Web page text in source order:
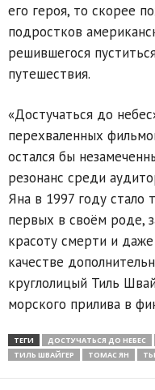
его героя, то скорее
подростков
решившегося
путешествия.
«Достучаться до
перехваленных
остался бы
резонанс среди
Яна в 1997 году стало
первых в своём роде,
красоту смерти и
качестве
круглолицый Тиль
морского прилива в
ТЕГИ ДОСТУЧАТЬСЯ ДО НЕБЕС
ТИЛЬ ШВАЙГЕР
ТОМАС ЯН